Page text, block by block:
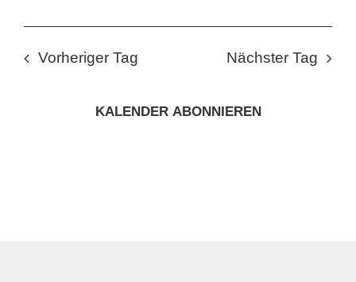
Vorheriger Tag Nächster Tag
KALENDER ABONNIEREN